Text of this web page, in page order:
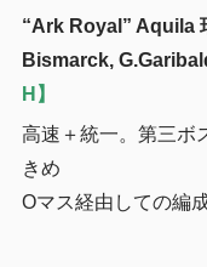
“Ark Royal” Aquila
Bismarck,
H】
高速＋統一。第三ボ
きめ
Oマス経由しての編